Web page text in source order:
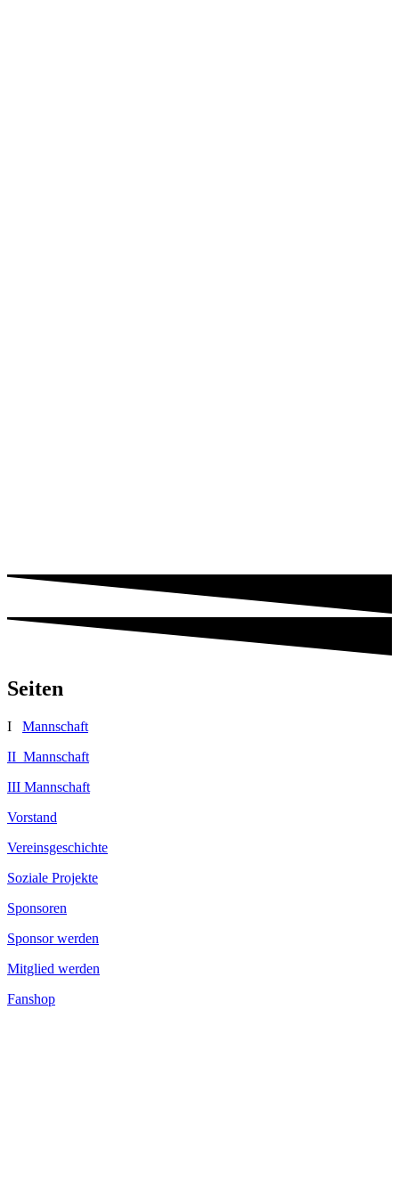
Seiten
I Mannschaft
II Mannschaft
III Mannschaft
Vorstand
Vereinsgeschichte
Soziale Projekte
Sponsoren
Sponsor werden
Mitglied werden
Fanshop